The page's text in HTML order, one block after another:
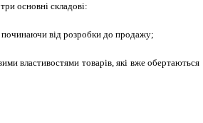
основні складові:
починаючи від розробки до продажу;
властивостями товарів, які вже обертаються